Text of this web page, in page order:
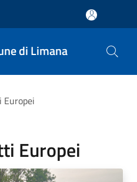
di Limana
Europei
Europei